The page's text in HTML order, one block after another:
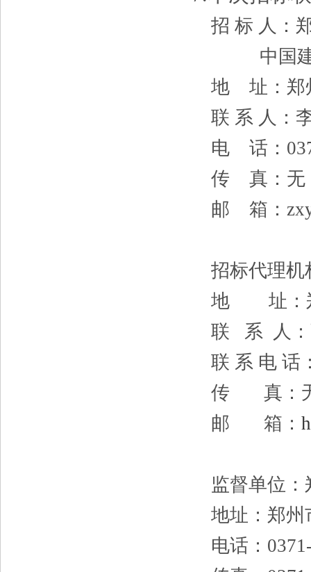
招 标 人 ：
中国
地
址： 郑
联 系 人：
电
话：
传
真： 无
邮
箱：
招标代理机
地
址：
联
系
人
联 系 电 话
传
真：
邮
箱：
监督单位
地址：郑州
电话：